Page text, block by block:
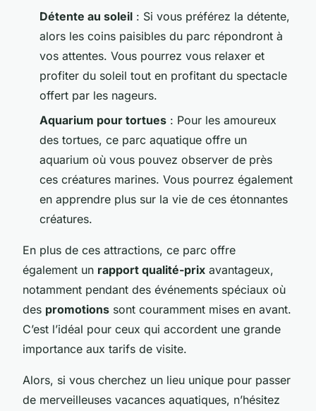
Détente au soleil : Si vous préférez la détente,
alors les coins paisibles du parc répondront à
vos attentes. Vous pourrez vous relaxer et
profiter du soleil tout en profitant du spectacle
offert par les nageurs.
Aquarium pour tortues : Pour les amoureux
des tortues, ce parc aquatique offre un
aquarium où vous pouvez observer de près
ces créatures marines. Vous pourrez également
en apprendre plus sur la vie de ces étonnantes
créatures.
En plus de ces attractions, ce parc offre
également un rapport qualité-prix avantageux,
notamment pendant des événements spéciaux où
des promotions sont couramment mises en avant.
C’est l’idéal pour ceux qui accordent une grande
importance aux tarifs de visite.
Alors, si vous cherchez un lieu unique pour passer
de merveilleuses vacances aquatiques, n’hésitez